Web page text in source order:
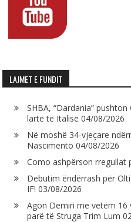
LAJMET E FUNDIT
SHBA, “Dardania”
lartë të Italisë 04/08/2026
Në moshë 34-vjeçare
Nascimento 04/08/2026
Como ashpërson rregullat
Debutim ëndërrash për
IF! 03/08/2026
Agon Demiri me vetëm
parë të Struga Trim Lum